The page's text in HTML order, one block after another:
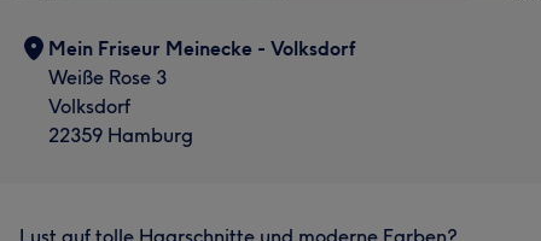
Mein Friseur Meinecke - Volksdorf
Weiße Rose 3
Volksdorf
22359 Hamburg
Lust auf tolle Haarschnitte und moderne Farben?